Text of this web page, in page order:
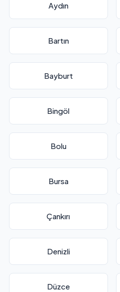
Aydın
Bartın
Bayburt
Bingöl
Bolu
Bursa
Çankırı
Denizli
Düzce